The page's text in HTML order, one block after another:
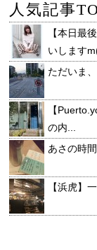
人気記事
【本日最
いします
ただいま、
【
の内...
あさの時間
【浜虎】